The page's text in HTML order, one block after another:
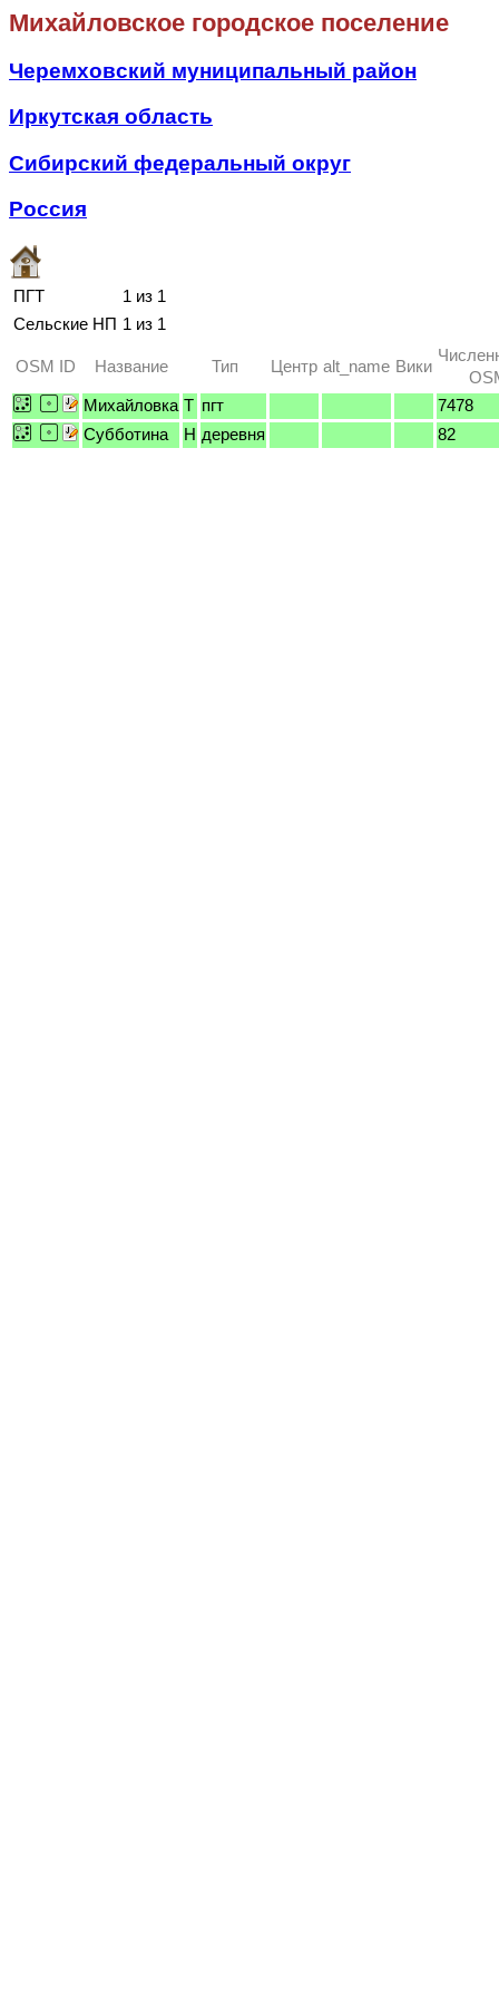
Михайловское городское поселение
Черемховский муниципальный район
Иркутская область
Сибирский федеральный округ
Россия
ПГТ
1 из 1
Сельские НП 1 из 1
OSM ID Название Тип Центр alt_name Вики
Михайловка T пгт
7478
Субботина
H деревня 82